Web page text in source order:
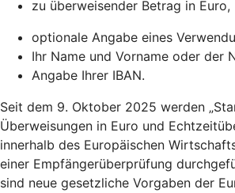
zu überweisender Betrag in Euro,
optionale Angabe eines
Ihr Name und Vorname oder der
Angabe Ihrer IBAN.
Seit dem 9. Oktober 2025 werden
Überweisungen in Euro und
innerhalb des Europäischen
einer Empfängerüberprüfung
sind neue gesetzliche Vorgaben der